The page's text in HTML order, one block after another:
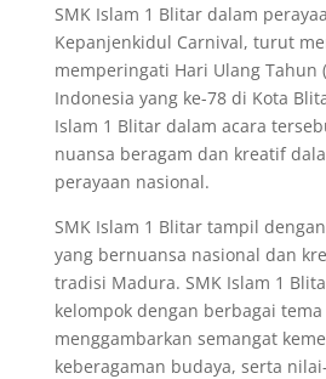
SMK Islam 1 Blitar dalam
Kepanjenkidul Carnival, turut
memperingati Hari Ulang Tahun
Indonesia yang ke-78 di Kota
Islam 1 Blitar dalam acara
nuansa beragam dan kreatif
perayaan nasional.
SMK Islam 1 Blitar tampil
yang bernuansa nasional dan
tradisi Madura. SMK Islam 1
kelompok dengan berbagai tema
menggambarkan semangat
keberagaman budaya, serta